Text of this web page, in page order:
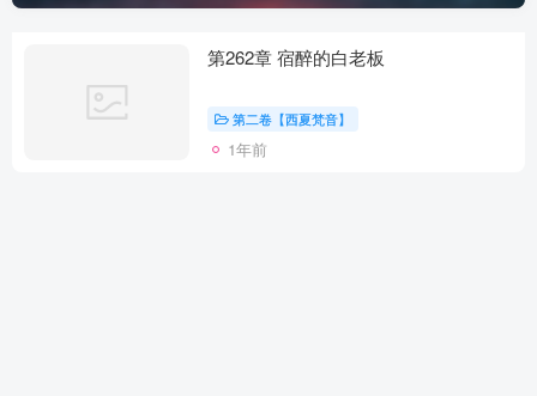
第262章 宿醉的白老板
第二卷【西夏梵音】
1年前